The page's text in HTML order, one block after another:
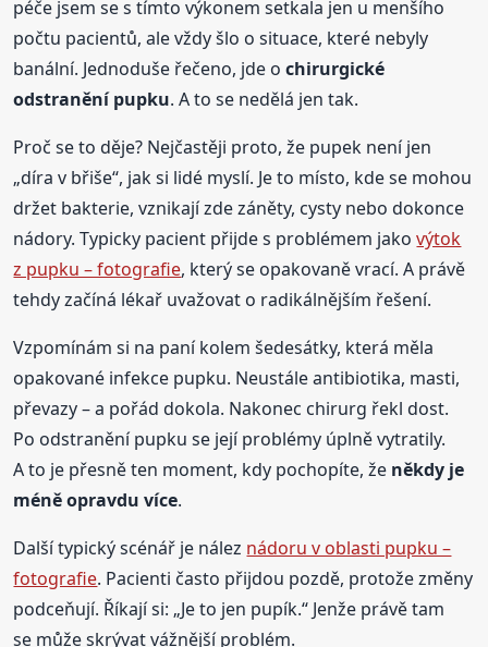
péče jsem se s tímto výkonem setkala jen u menšího
počtu pacientů, ale vždy šlo o situace, které nebyly
banální. Jednoduše řečeno, jde ochirurgické
odstranění pupku. A to se nedělá jen tak.
Proč se to děje? Nejčastěji proto, že pupek není jen
„díra v břiše“, jak si lidé myslí. Je to místo, kde se mohou
držet bakterie, vznikají zde záněty, cysty nebo dokonce
nádory. Typicky pacient přijde s problémem jakovýtok
z pupku – fotografie, který se opakovaně vrací. A právě
tehdy začíná lékař uvažovat o radikálnějším řešení.
Vzpomínám si na paní kolem šedesátky, která měla
opakované infekce pupku. Neustále antibiotika, masti,
převazy – a pořád dokola. Nakonec chirurg řekl dost.
Po odstranění pupku se její problémy úplně vytratily.
A to je přesně ten moment, kdy pochopíte, že někdy je
méně opravdu více.
Další typický scénář je nález nádoru v oblasti pupku –
fotografie. Pacienti často přijdou pozdě, protože změny
podceňují. Říkají si: „Je to jen pupík.“ Jenže právě tam
se může skrývat vážnější problém.